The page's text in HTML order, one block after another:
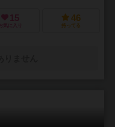
15
お気に入り
46
持ってる